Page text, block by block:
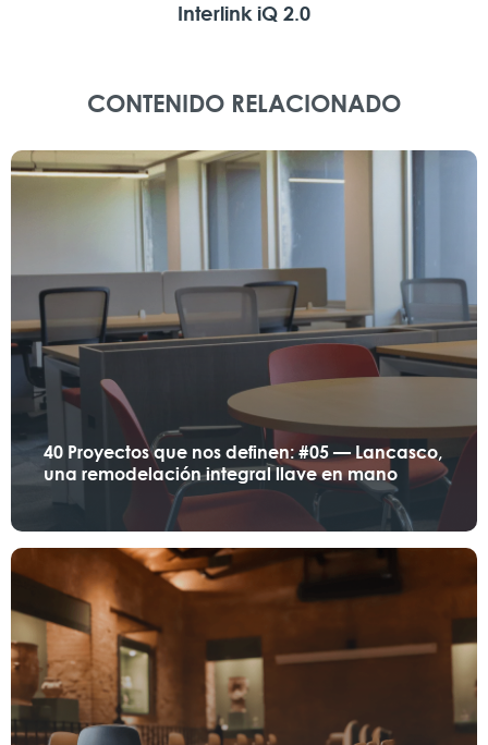
Interlink iQ 2.0
CONTENIDO RELACIONADO
40 Proyectos que nos definen: #05 — Lancasco,
una remodelación integral llave en mano